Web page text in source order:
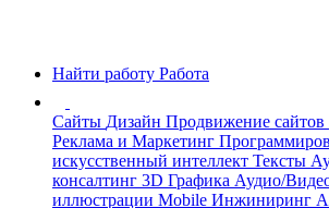
Найти работу Работа
Сайты Дизайн Продвижение
Реклама и Маркетинг
искусственный интеллект Тексты
консалтинг 3D Графика Аудио/
иллюстрации Mobile Инжиниринг